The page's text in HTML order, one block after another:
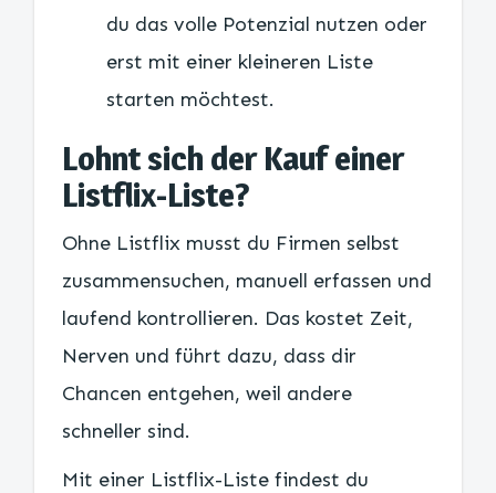
du das volle Potenzial nutzen oder
erst mit einer kleineren Liste
starten möchtest.
Lohnt sich der Kauf einer
Listflix-Liste?
Ohne Listflix musst du Firmen selbst
zusammensuchen, manuell erfassen und
laufend kontrollieren. Das kostet Zeit,
Nerven und führt dazu, dass dir
Chancen entgehen, weil andere
schneller sind.
Mit einer Listflix-Liste findest du